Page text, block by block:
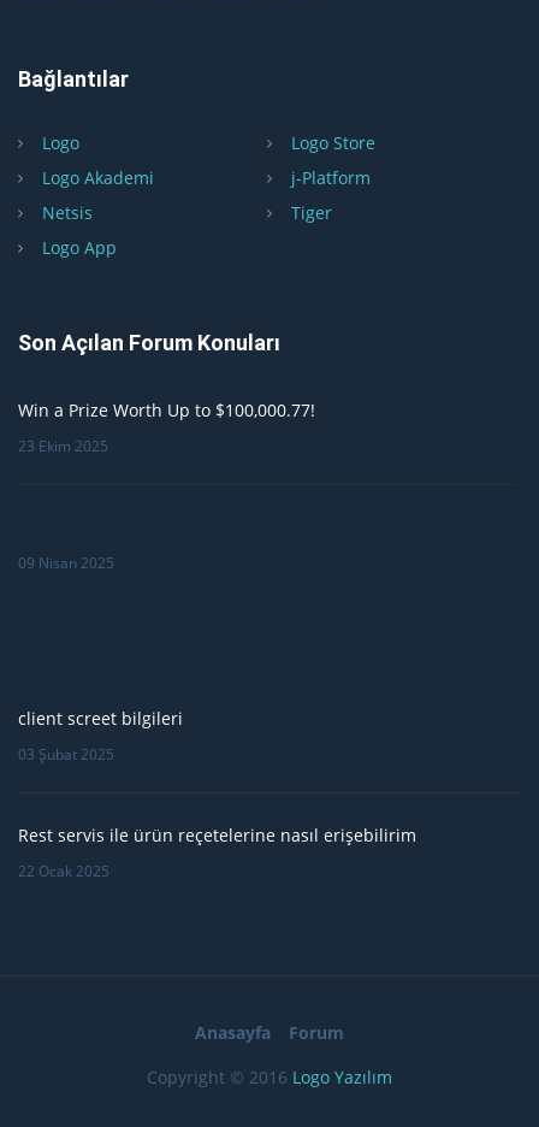
Bağlantılar
Logo
Logo Store
Logo Akademi
j-Platform
Netsis
Tiger
Logo App
Son Açılan Forum Konuları
Win a Prize Worth Up to $100,000.77!
23 Ekim 2025
09 Nisan 2025
client screet bilgileri
03 Şubat 2025
Rest servis ile ürün reçetelerine nasıl erişebilirim
22 Ocak 2025
Anasayfa
Forum
Copyright © 2016 Logo Yazılım